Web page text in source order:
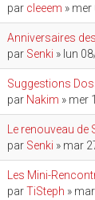
par cleeem »
Anniversaires
par Senki » lun
Suggestions
par Nakim » mer
Le renouveau de
par Senki » mar
Les Mini-
parTiSteph »